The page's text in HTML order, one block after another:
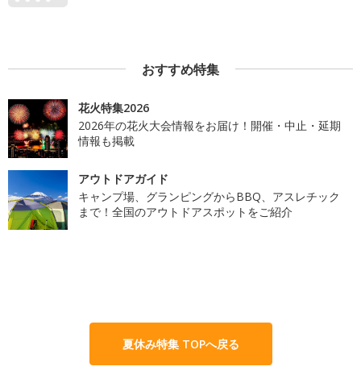
おすすめ特集
花火特集2026
2026年の花火大会情報をお届け！開催・中止・延期
情報も掲載
アウトドアガイド
キャンプ場、グランピングからBBQ、アスレチック
まで！全国のアウトドアスポットをご紹介
夏休み特集 TOPへ戻る